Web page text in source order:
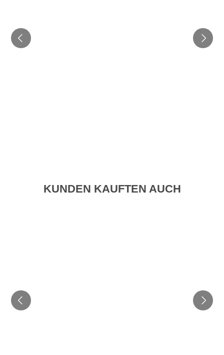
KUNDEN KAUFTEN AUCH